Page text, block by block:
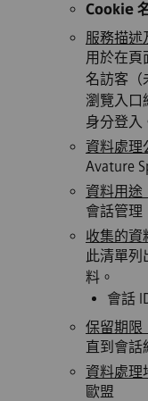
Cookie
服務描述
用於在頁
名訪客（
瀏覽入口
身分登入
資料處理
Avature
資料用途
會話管理
收集的資
此清單列
料。
會話
保留期限
直到會話
資料處理
歐盟